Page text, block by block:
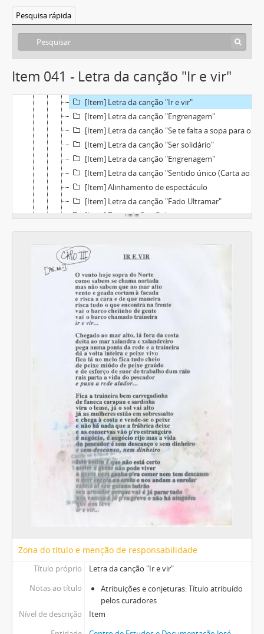
Pesquisa rápida
Item 041 - Letra da canção "Ir e vir"
[Item] Letra da canção "Do que um homem é capaz"
[Item] Letra da canção "Cantiga de trabalho"
[Item] Letra da canção "Fim de festa"
[Item] Letra da canção "Ser solidário"
[Item] Letra da canção "Ir e vir"
[Item] Letra da canção "Engrenagem"
[Item] Letra da canção "Se te falta a sopa para o prato"
[Item] Letra da canção "Ser solidário"
[Item] Letra da canção "Engrenagem"
[Item] Letra da canção "Sentido único (Carta ao Chico Buarque)"
[Item] Alinhamento de espectáculo
[Item] Letra da canção "Fado Ultramar"
[Item] Texto de Ruy Belo
[Item] Excerto do texto de "FMI" e excerto de poema
[Item] Texto de introdução à canção "As canseiras desta vida"
[Item] Alinhamento de espectáculo da Política Operária
[Item] Texto de Ruy Belo
[Item] Textos de Sophia de Mello Breyner
[Item] Letra da canção "S. João do Porto"
[Item] Letra da canção "Queixa das almas jovens censuradas"
[Item] Letra da canção "A morte nunca existiu"
[Item] Letra da canção "Travessia do deserto"
[Item] Letra da canção "Dairinhas (Carta ao Daniel Filipe)"
[Item] Excerto da letra da canção "A cantiga é uma arma"
[Item] Letra da canção "1900 (Carta a Anton Tchekhov)"
[Item] Alinhamento de concerto + poemas
[Item] JMB Recital 97 - Guião para os agradecimentos
[Item] JMB Recital 97 - Programa (v.4)
[Item] JMB Recital 97 - Guião para os agradecimentos
[Item] Folha com a palavra "Intervalo" + guião
[Item] Técnicos
[Item] Apontamento + alinhamento de espectáculo
[Item] Apontamento
[Item] Poema / letra de canção
[Item] Apontamento + alinhamento de espectáculo
[Item] Alinhamento de espectáculo
[Item] Alinhamento de espectáculo da Política Operária
[Item] Calendário dos espectáculos "As margens da alegria"
[Item] Alinhamento dos espectáculos "As margens da alegria"
[Item] Letra da canção "Margem de certa maneira"
Zona do título e menção de responsabilidade
Título próprio
Letra da canção "Ir e vir"
Notas ao título
Atribuições e conjeturas: Título atribuído
pelos curadores
Nível de descrição
Item